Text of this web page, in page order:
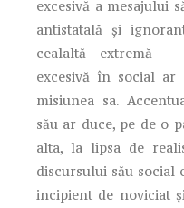
excesivă a mesajului
antistatală şi
cealaltă extremă –
excesivă în social ar
misiunea sa.
său ar duce, pe de o
alta, la lipsa de
discursului său social
incipient de noviciat